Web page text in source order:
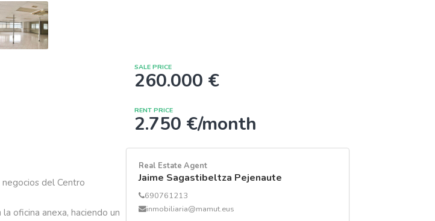
del Centro
oficina anexa, haciendo un
SALE PRICE
260.000 €
RENT PRICE
2.750 €/month
Real Estate Agent
Jaime Sagastibeltza Pejenaute
690761213
inmobiliaria@mamut.eus